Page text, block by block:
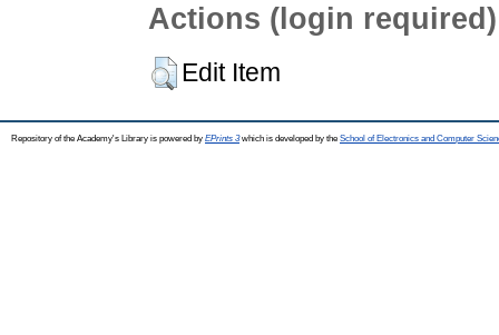
Actions (login required)
Edit Item
Repository of the Academy's Library is powered by EPrints 3which is developed by the School of Electronics and Computer